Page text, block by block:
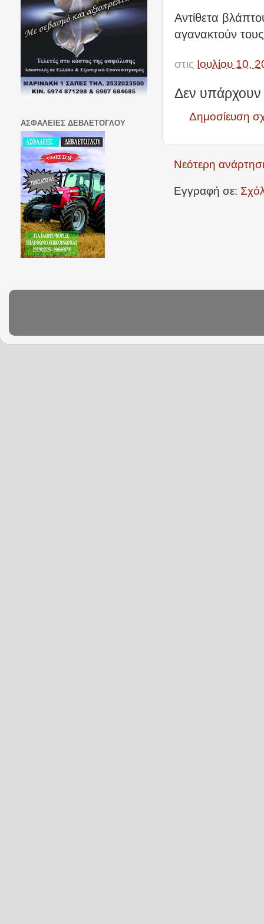
Αντίθετα
αγανακτούν
στις Ιουλίου 10,
Δεν υπάρχουν
Δημοσίευση
Νεότερη
Εγγραφή σε:
ΑΣΦΑΛΕΙΕΣ ΔΕΒΛΕΤΟΓΛΟΥ